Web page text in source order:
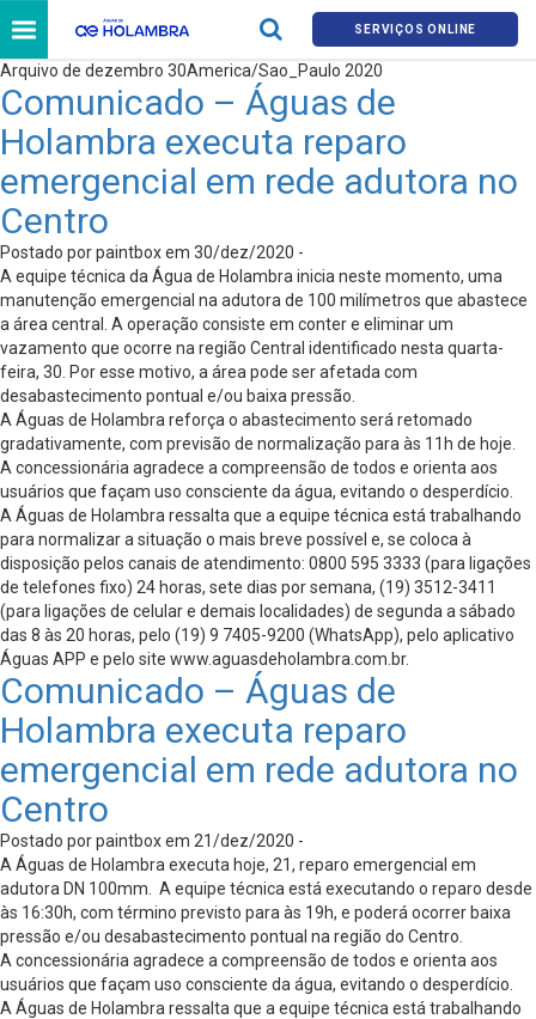
SERVIÇOS ONLINE
Arquivo de dezembro 30America/Sao_Paulo 2020
Comunicado – Águas de
Holambra executa reparo
emergencial em rede adutora no
Centro
Postado por paintbox em 30/dez/2020 -
A equipe técnica da Água de Holambra inicia neste momento, uma
manutenção emergencial na adutora de 100 milímetros que abastece
a área central. A operação consiste em conter e eliminar um
vazamento que ocorre na região Central identificado nesta quarta-
feira, 30. Por esse motivo, a área pode ser afetada com
desabastecimento pontual e/ou baixa pressão.
A Águas de Holambra reforça o abastecimento será retomado
gradativamente, com previsão de normalização para às 11h de hoje.
A concessionária agradece a compreensão de todos e orienta aos
usuários que façam uso consciente da água, evitando o desperdício.
A Águas de Holambra ressalta que a equipe técnica está trabalhando
para normalizar a situação o mais breve possível e, se coloca à
disposição pelos canais de atendimento: 0800 595 3333 (para ligações
de telefones fixo) 24 horas, sete dias por semana, (19) 3512-3411
(para ligações de celular e demais localidades) de segunda a sábado
das 8 às 20 horas, pelo (19) 9 7405-9200 (WhatsApp), pelo aplicativo
Águas APP e pelo site www.aguasdeholambra.com.br.
Comunicado – Águas de
Holambra executa reparo
emergencial em rede adutora no
Centro
Postado por paintbox em 21/dez/2020 -
A Águas de Holambra executa hoje, 21, reparo emergencial em
adutora DN 100mm. A equipe técnica está executando o reparo desde
às 16:30h, com término previsto para às 19h, e poderá ocorrer baixa
pressão e/ou desabastecimento pontual na região do Centro.
A concessionária agradece a compreensão de todos e orienta aos
usuários que façam uso consciente da água, evitando o desperdício.
A Águas de Holambra ressalta que a equipe técnica está trabalhando